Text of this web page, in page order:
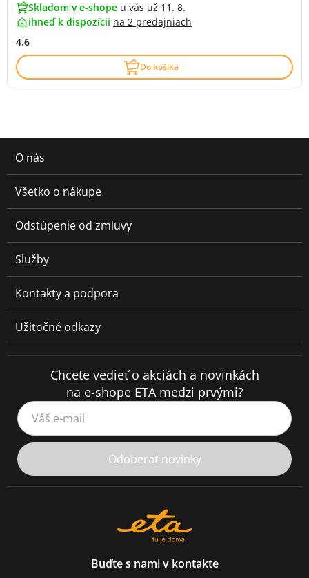
Skladom v e-shope u vás už 11. 8.
ihneď k dispozícii na 2 predajniach
4.6
Do košíka
O nás
Všetko o nákupe
Odstúpenie od zmluvy
Služby
Kontakty a podpora
Užitočné odkazy
Chcete vedieť o akciách a novinkách
na e-shope ETA medzi prvými?
Váš e-mail
Odoberať novinky
Buďte s nami v kontakte